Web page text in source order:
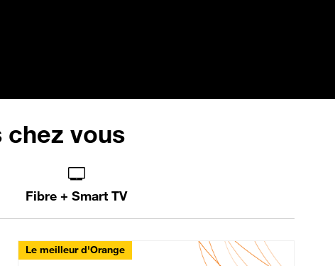
chez vous
Fibre + Smart TV
Le meilleur d'Orange